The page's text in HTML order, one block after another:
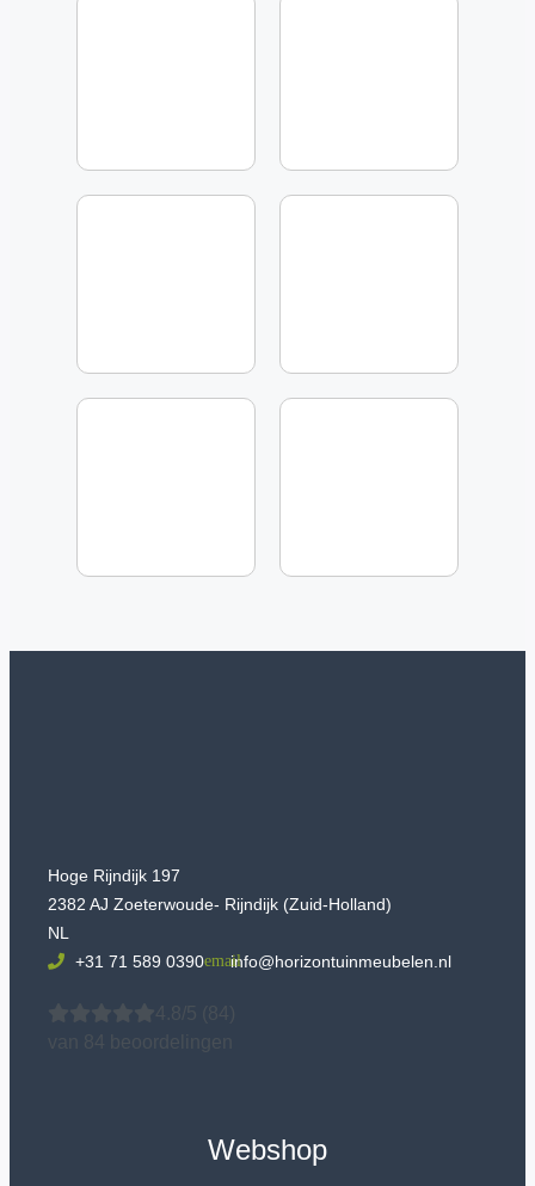
Hoge Rijndijk 197
2382 AJ Zoeterwoude- Rijndijk (Zuid-Holland)
NL
+31 71 589 0390
info@horizontuinmeubelen.nl
4.8/5
(84)
van 84 beoordelingen
Webshop